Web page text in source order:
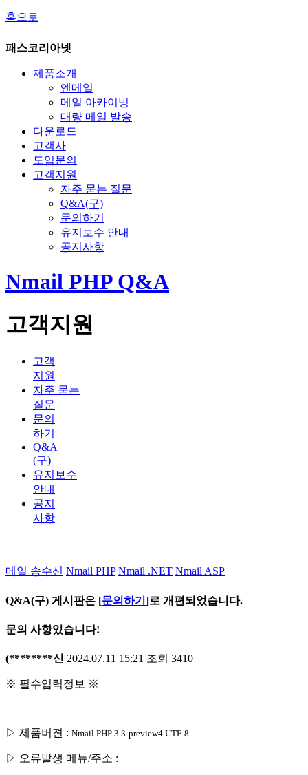
홈으로
패스코리아넷
제품소개
엔메일
메일 아카이빙
대량 메일 발송
다운로드
고객사
도입문의
고객지원
자주 묻는 질문
Q&A(구)
문의하기
유지보수 안내
공지사항
Nmail PHP Q&A
고객지원
고객
지원
자주 묻는
질문
문의
하기
Q&A
(구)
유지보수
안내
공지
사항
메일 송수신 Nmail PHP Nmail .NET Nmail ASP
Q&A(구) 게시판은 [문의하기 ]로 개편되었습니다.
문의 사항있습니다!
(********신 2024.07.11 15:21 조회 3410
※ 필수입력정보 ※
▷ 제품버젼 : Nmail PHP 3.3-preview4 UTF-8
▷ 오류발생 메뉴/주소 :